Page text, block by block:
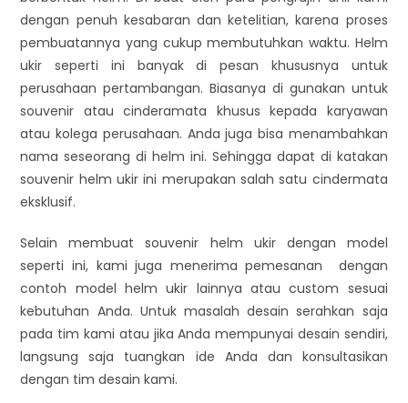
dengan penuh kesabaran dan ketelitian, karena proses
pembuatannya yang cukup membutuhkan waktu. Helm
ukir seperti ini banyak di pesan khususnya untuk
perusahaan pertambangan. Biasanya di gunakan untuk
souvenir atau cinderamata khusus kepada karyawan
atau kolega perusahaan. Anda juga bisa menambahkan
nama seseorang di helm ini. Sehingga dapat di katakan
souvenir helm ukir ini merupakan salah satu cindermata
eksklusif.
Selain membuat souvenir helm ukir dengan model
seperti ini, kami juga menerima pemesanan dengan
contoh model helm ukir lainnya atau custom sesuai
kebutuhan Anda. Untuk masalah desain serahkan saja
pada tim kami atau jika Anda mempunyai desain sendiri,
langsung saja tuangkan ide Anda dan konsultasikan
dengan tim desain kami.